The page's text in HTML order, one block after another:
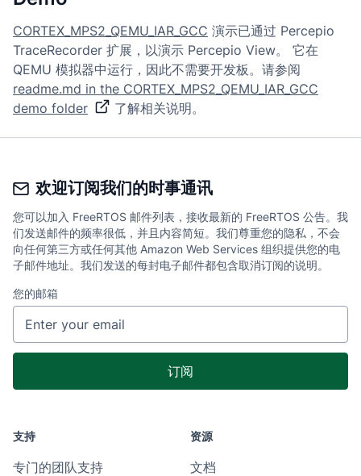
CORTEX_MPS2_QEMU_IAR_GCC 演示已通过 Percepio
TraceRecorder 扩展，以演示 Percepio View。 它在
QEMU 模拟器中运行，因此不需要开发板。请参阅
readme.md in the CORTEX_MPS2_QEMU_IAR_GCC
demo folder
了解相关说明。
欢迎订阅我们的时事通讯
您可以加入 FreeRTOS 邮件列表，接收最新的 FreeRTOS 公告。我
们发送邮件的频率很低，并且内容简短。我们尊重您的隐私，不会
向任何第三方或任何其他 Amazon Web Services 组织提供您的电
子邮件地址。我们发送的每封电子邮件都包含取消订阅的说明。
您的邮箱
支持
专门的团队支持
资源
文档